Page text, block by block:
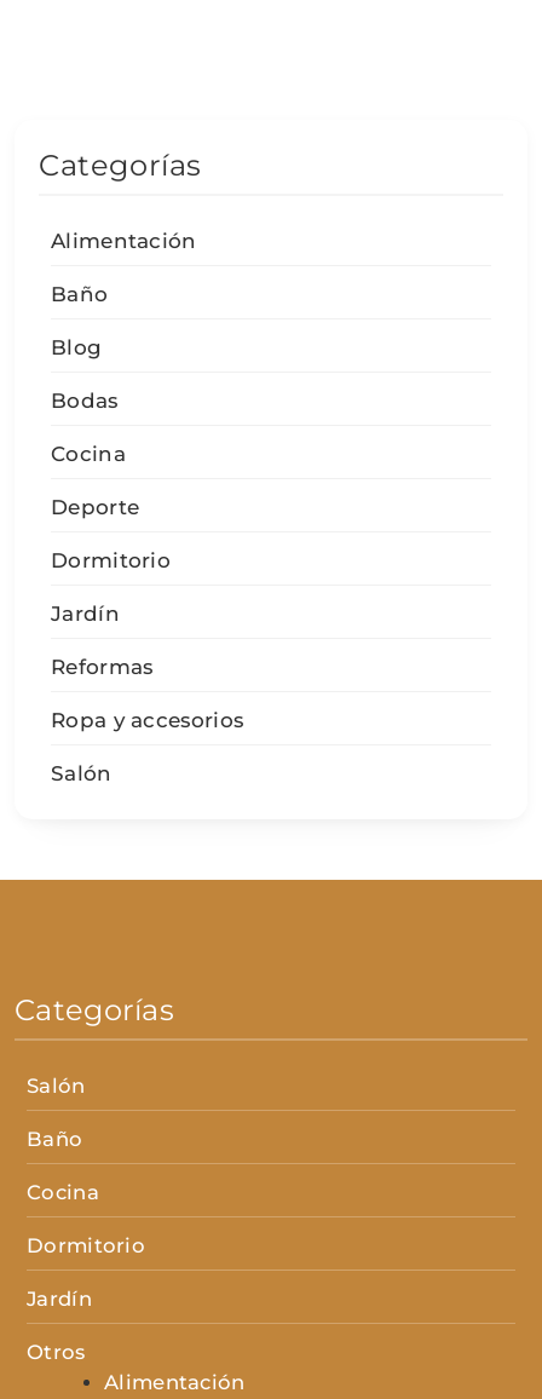
Categorías
Alimentación
Baño
Blog
Bodas
Cocina
Deporte
Dormitorio
Jardín
Reformas
Ropa y accesorios
Salón
Categorías
Salón
Baño
Cocina
Dormitorio
Jardín
Otros
Alimentación